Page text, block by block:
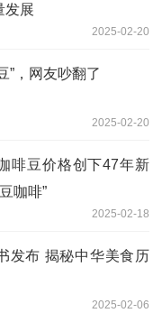
发展
2025-02-20
”，网友吵翻了
2025-02-20
啡豆价格创下47年新
咖啡”
2025-02-18
发布 揭秘中华美食历
2025-02-06